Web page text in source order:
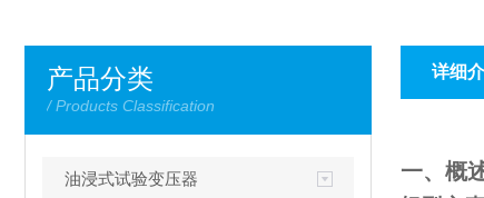
产品分类
/ Products Classification
油浸式试验变压器
详细
一、概